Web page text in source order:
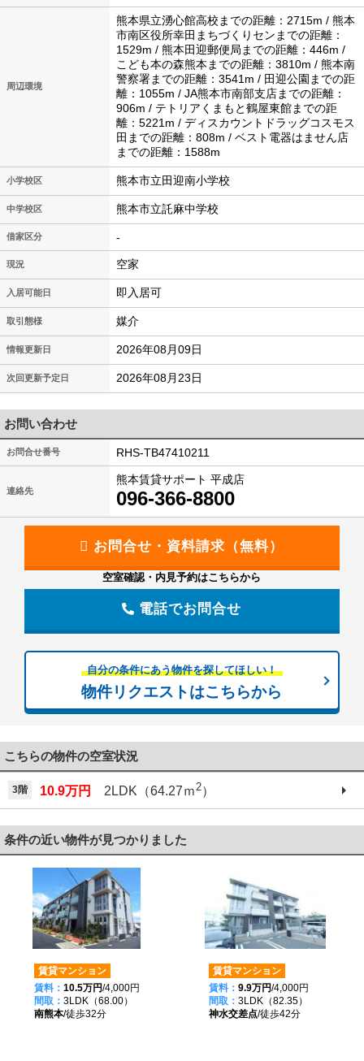
周辺環境
熊本県立湧心館高校までの距離：2715m / 熊本
市南区役所幸田まちづくりセンまでの距離：
1529m / 熊本田迎郵便局までの距離：446m /
こども本の森熊本までの距離：3810m / 熊本南
警察署までの距離：3541m / 田迎公園までの距
離：1055m / JA熊本市南部支店までの距離：
906m / テトリアくまもと鶴屋東館までの距
離：5221m / ディスカウントドラッグコスモス
田までの距離：808m / ベスト電器はません店
までの距離：1588m
小学校区 熊本市立田迎南小学校
中学校区 熊本市立託麻中学校
借家区分 -
現況 空家
入居可能日 即入居可
取引態様 媒介
情報更新日 2026年08月09日
次回更新予定日 2026年08月23日
お問い合わせ
お問合せ番号 RHS-TB47410211
連絡先
熊本賃貸サポート 平成店
096-366-8800
空室確認・内見予約はこちらから
電話でお問合せ
自分の条件にあう物件を探してほしい！
物件リクエストはこちらから
こちらの物件の空室状況
3階 10.9万円 2LDK（64.27ｍ2）
条件の近い物件が見つかりました
賃貸マンション
賃料： 10.5万円/4,000円
間取： 3LDK（68.00）
南熊本/徒歩32分
賃貸マンション
賃料： 9.9万円/4,000円
間取： 3LDK（82.35）
神水交差点/徒歩42分